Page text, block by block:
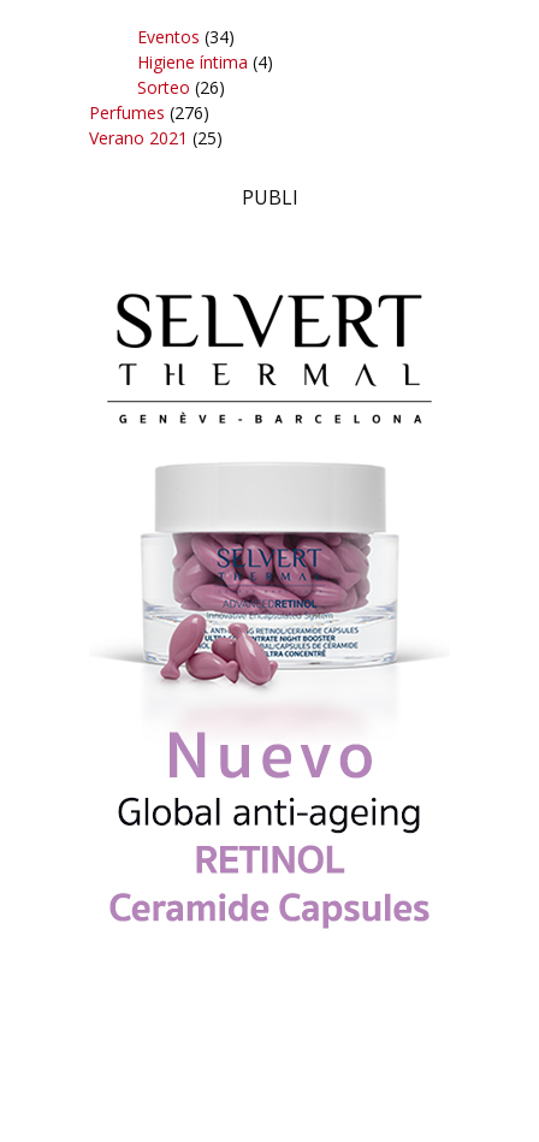
Eventos (34)
Higiene íntima (4)
Sorteo (26)
Perfumes (276)
Verano 2021 (25)
PUBLI